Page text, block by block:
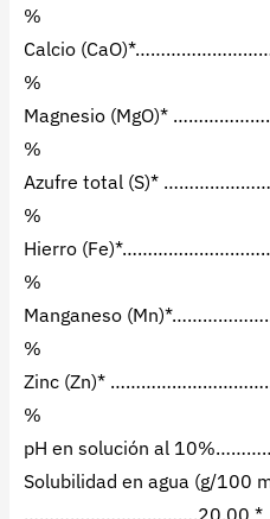
%
Calcio
%
Magnesio (MgO)*
%
Azufre total (S)*
%
Hierro
%
Manganeso
%
Zinc (Zn)*
%
pH en solución al
Solubilidad en agua (g/100
…………………………….20,00 *